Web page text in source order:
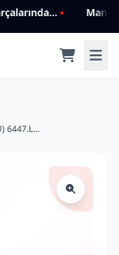
Mannlich: Filtre ve ön süspansiyon parçalarında genişleyen ürün yelpazesiyle kalite ve güven.
WPK 407 CITROEN XSARA PiCASSO (KARBONLU) 6447.LN Polen Filtresi